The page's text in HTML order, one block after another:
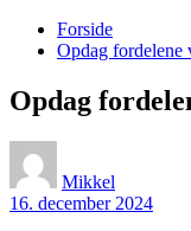
Forside
Opdag fordelene
Opdag
Mikkel
16. december 2024